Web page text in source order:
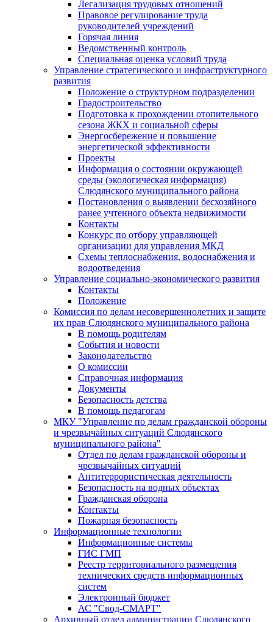
Легализация трудовых отношений
Правовое регулирование труда
руководителей учреждений
Горячая линия
Ведомственный контроль
Специальная оценка условий труда
Управление стратегического и инфраструктурного
развития
Положение о структурном подразделении
Градостроительство
Подготовка к прохождении отопительного
сезона ЖКХ и социальной сферы
Энергосбережение и повышение
энергетической эффективности
Проекты
Информация о состоянии окружающей
среды (экологическая информация)
Слюдянского муниципального района
Постановления о выявлении бесхозяйного
ранее учтенного объекта недвижимости
Контакты
Конкурс по отбору управляющей
организации для управления МКД
Схемы теплоснабжения, водоснабжения и
водоотведения
Управление социально-экономического развития
Контакты
Положение
Комиссия по делам несовершеннолетних и защите
их прав Слюдянского муниципального района
В помощь родителям
События и новости
Законодательство
О комиссии
Справочная информация
Документы
Безопасность детства
В помощь педагогам
МКУ "Управление по делам гражданской обороны
и чрезвычайных ситуаций Слюдянского
муниципального района"
Отдел по делам гражданской обороны и
чрезвычайных ситуаций
Антитеррористическая деятельность
Безопасность на водных объектах
Гражданская оборона
Контакты
Пожарная безопасность
Информационные технологии
Информационные системы
ГИС ГМП
Реестр территориального размещения
технических средств информационных
систем
Электронный бюджет
АС "Свод-СМАРТ"
Архивный отдел администрации Слюдянского